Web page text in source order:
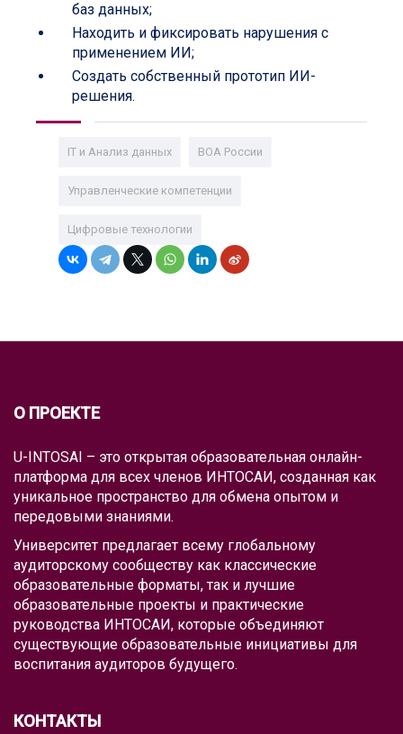
баз данных;
Находить и фиксировать нарушения с
применением ИИ;
Создать собственный прототип ИИ-
решения.
IT и Анализ данных ВОА России
Управленческие компетенции
Цифровые технологии
О ПРОЕКТЕ
U-INTOSAI – это открытая образовательная онлайн-
платформа для всех членов ИНТОСАИ, созданная как
уникальное пространство для обмена опытом и
передовыми знаниями.
Университет предлагает всему глобальному
аудиторскому сообществу как классические
образовательные форматы, так и лучшие
образовательные проекты и практические
руководства ИНТОСАИ, которые объединяют
существующие образовательные инициативы для
воспитания аудиторов будущего.
КОНТАКТЫ